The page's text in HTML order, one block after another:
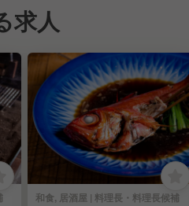
求人
和食, 居酒屋 | 料理長・料理長候補